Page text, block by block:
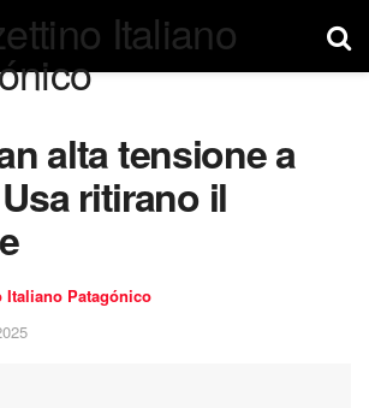
alta tensione a
ritirano il
Italiano Patagónico